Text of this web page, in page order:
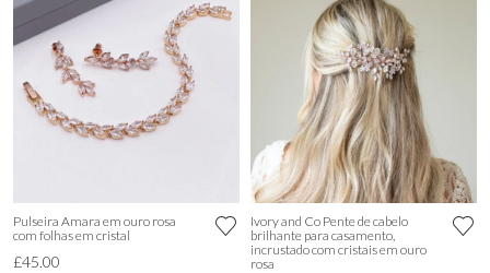
Pulseira Amara em ouro rosa
com folhas em cristal
£45.00
Ivory and Co Pente de cabelo
brilhante para casamento,
incrustado com cristais em ouro
rosa